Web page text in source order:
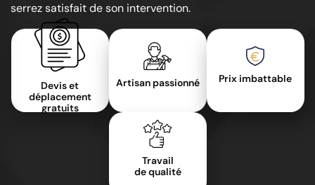
serrez satisfait de son intervention.
Devis et
déplacement
gratuits
Artisan passionné Prix imbattable
Travail
de qualité